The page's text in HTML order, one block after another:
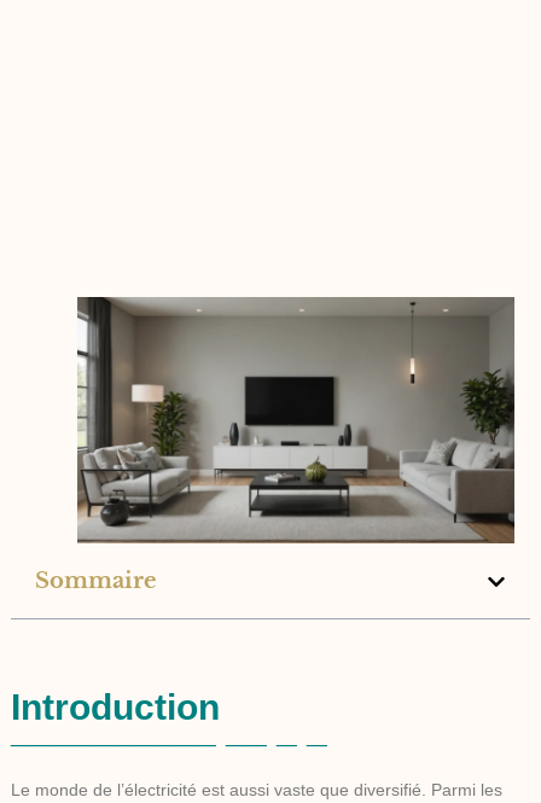
Sommaire
Introduction
Le monde de l’électricité est aussi vaste que diversifié. Parmi les